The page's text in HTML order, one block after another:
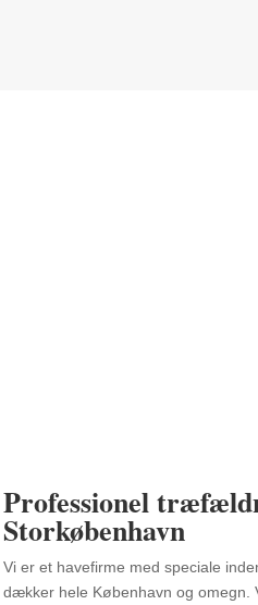
Professionel
Storkøbenhavn
Vi er et havefirme med speciale
dækker hele København og